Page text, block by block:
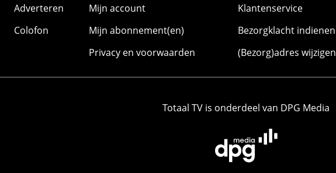
Adverteren
Colofon
Mijn account
Mijn abonnement(en)
Privacy en voorwaarden
Klantenservice
Bezorgklacht indienen
(Bezorg)adres wijzigen
Totaal TV is onderdeel van DPG Media